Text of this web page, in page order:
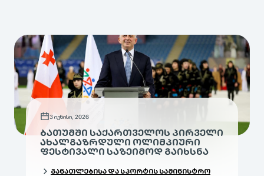
3 ივნისი, 2026
ᲑᲐᲗᲣᲛᲨᲘ ᲡᲐᲥᲐᲠᲗᲕᲔᲚᲝᲡ ᲞᲘᲠᲕᲔᲚᲘ
ᲐᲮᲐᲚᲒᲐᲖᲠᲓᲣᲚᲘ ᲝᲚᲘᲛᲞᲘᲣᲠᲘ
ᲤᲔᲡᲢᲘᲕᲐᲚᲘ ᲡᲐᲖᲔᲘᲛᲝᲓ ᲒᲐᲘᲮᲡᲜᲐ
ᲒᲐᲜᲐᲗᲚᲔᲑᲘᲡᲐ ᲓᲐ ᲡᲞᲝᲠᲢᲘᲡ ᲡᲐᲛᲘᲜᲘᲡᲢᲠᲝ